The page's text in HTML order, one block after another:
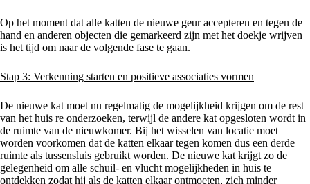
Op het moment dat alle katten de nieuwe geur accepteren en tegen de
hand en anderen objecten die gemarkeerd zijn met het doekje wrijven
is het tijd om naar de volgende fase te gaan.
Stap 3: Verkenning starten en positieve associaties vormen
De nieuwe kat moet nu regelmatig de mogelijkheid krijgen om de rest
van het huis re onderzoeken, terwijl de andere kat opgesloten wordt in
de ruimte van de nieuwkomer. Bij het wisselen van locatie moet
worden voorkomen dat de katten elkaar tegen komen dus een derde
ruimte als tussensluis gebruikt worden. De nieuwe kat krijgt zo de
gelegenheid om alle schuil- en vlucht mogelijkheden in huis te
ontdekken zodat hij als de katten elkaar ontmoeten, zich minder